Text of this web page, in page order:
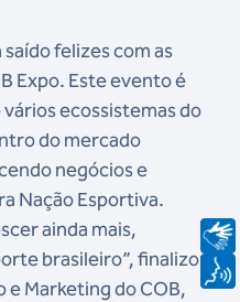
felizes com as
Expo. Este evento é
ecossistemas do
do mercado
negócios e
Nação Esportiva.
ainda mais,
brasileiro”, finalizou
e Marketing do COB,